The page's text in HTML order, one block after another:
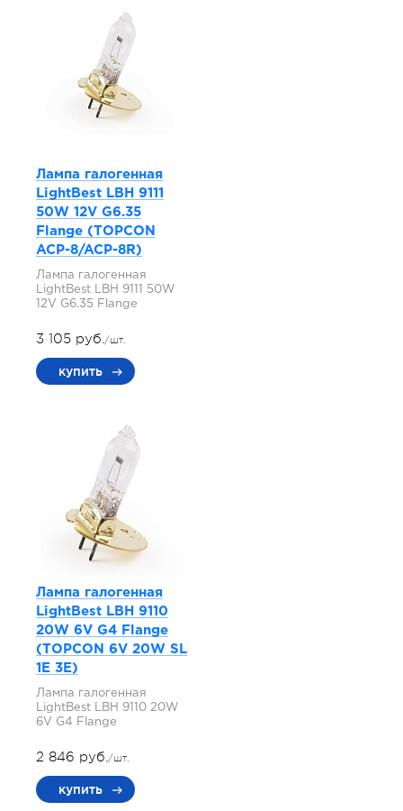
Лампа галогенная
LightBest LBH 9111
50W 12V G6.35
Flange (TOPCON
ACP-8/ACP-8R)
Лампа галогенная
LightBest LBH 9111 50W
12V G6.35 Flange
3 105 руб./шт.
купить
Лампа галогенная
LightBest LBH 9110
20W 6V G4 Flange
(TOPCON 6V 20W SL
1E 3E)
Лампа галогенная
LightBest LBH 9110 20W
6V G4 Flange
2 846 руб./шт.
купить